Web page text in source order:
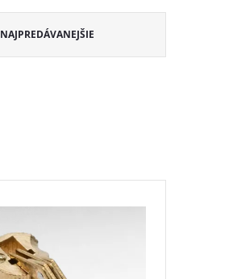
NAJPREDÁVANEJŠIE